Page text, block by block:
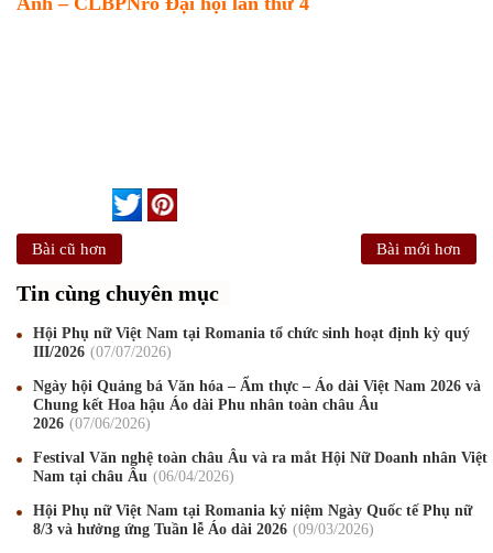
Bài cũ hơn Bài mới hơn
Tin cùng chuyên mục
Hội Phụ nữ Việt Nam tại Romania tổ chức sinh hoạt định kỳ quý
III/2026
07/07/2026
Ngày hội Quảng bá Văn hóa – Ẩm thực – Áo dài Việt Nam 2026 và
Chung kết Hoa hậu Áo dài Phu nhân toàn châu Âu
2026
07/06/2026
Festival Văn nghệ toàn châu Âu và ra mắt Hội Nữ Doanh nhân Việt
Nam tại châu Âu
06/04/2026
Hội Phụ nữ Việt Nam tại Romania kỷ niệm Ngày Quốc tế Phụ nữ
8/3 và hưởng ứng Tuần lễ Áo dài 2026
09/03/2026